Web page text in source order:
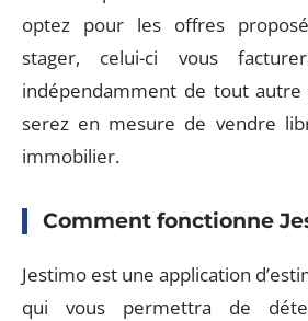
optez pour les offres
stager, celui-ci vous
indépendamment de tout autre
serez en mesure de vendre
immobilier.
Comment fonctionne
Jestimo est une application
qui vous permettra de